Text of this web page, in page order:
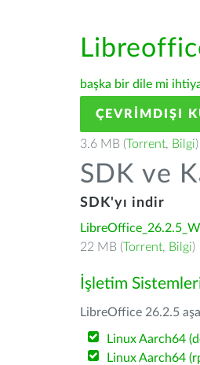
başka bir dile mi
ÇEVRIMDIŞI
3.6 MB (Torrent, Bilgi)
SDK ve
SDK'yı indir
22 MB (Torrent, Bilgi)
İşletim
LibreOffice 26.2.5
Linux Aarch64
Linux Aarch64